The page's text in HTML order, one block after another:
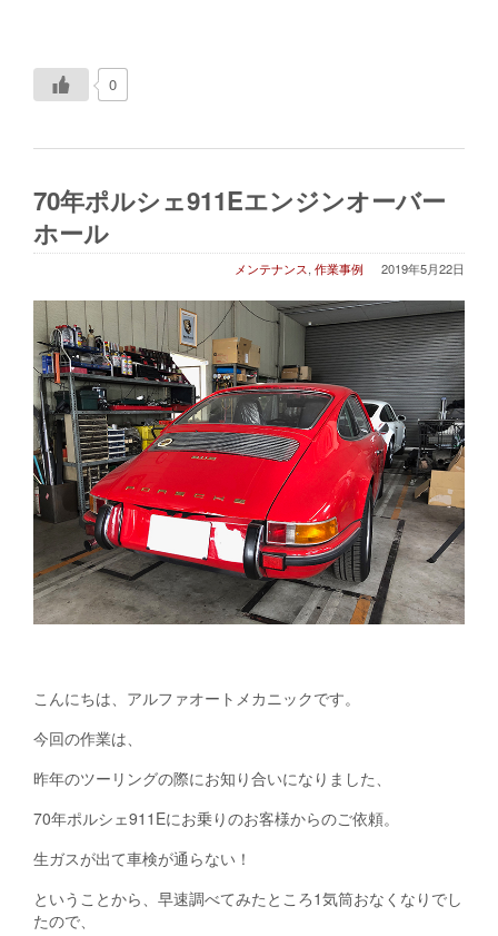
0
70年ポルシェ911Eエンジンオーバー
ホール
2019年5月22日
メンテナンス, 作業事例
こんにちは、アルファオートメカニックです。
今回の作業は、
昨年のツーリングの際にお知り合いになりました、
70年ポルシェ911Eにお乗りのお客様からのご依頼。
生ガスが出て車検が通らない！
ということから、早速調べてみたところ1気筒おなくなりでし
たので、